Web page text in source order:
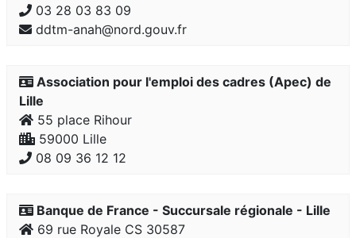
03 28 03 83 09
ddtm-anah@nord.gouv.fr
Association pour l'emploi des cadres (Apec) de
Lille
55 place Rihour
59000 Lille
08 09 36 12 12
Banque de France - Succursale régionale - Lille
69 rue Royale CS 30587